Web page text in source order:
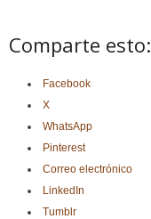
Comparte esto:
Facebook
X
WhatsApp
Pinterest
Correo electrónico
LinkedIn
Tumblr